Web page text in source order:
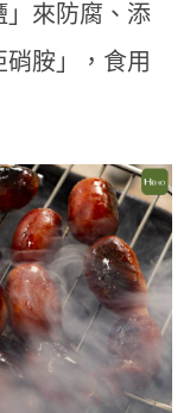
」來防腐、添
胺」，食用